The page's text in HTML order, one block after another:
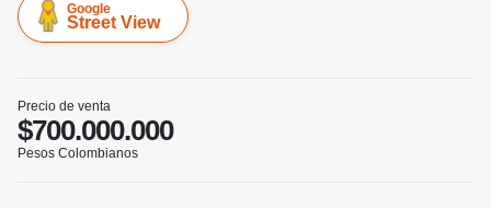
Google
Street View
Precio de venta
$700.000.000
Pesos Colombianos